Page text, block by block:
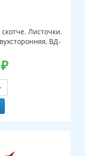
Листочки.
ВД-
₽